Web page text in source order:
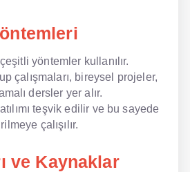
yöntemler kullanılır.
çalışmaları, bireysel projeler,
dersler yer alır.
teşvik edilir ve bu sayede
çalışılır.
ve Kaynaklar